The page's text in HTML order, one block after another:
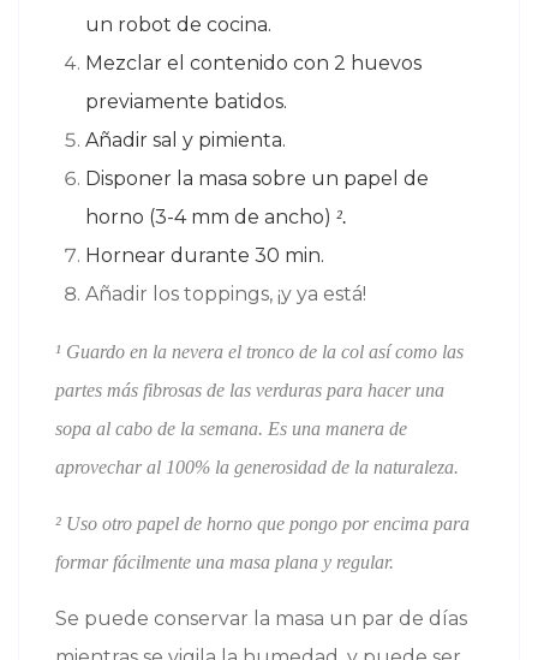
un robot de cocina.
Mezclar el contenido con 2 huevos
previamente batidos.
Añadir sal y pimienta.
Disponer la masa sobre un papel de
horno (3-4 mm de ancho) ².
Hornear durante 30 min.
Añadir los toppings, ¡y ya está!
¹ Guardo en la nevera el tronco de la col así como las
partes más fibrosas de las verduras para hacer una
sopa al cabo de la semana. Es una manera de
aprovechar al 100% la generosidad de la naturaleza.
² Uso otro papel de horno que pongo por encima para
formar fácilmente una masa plana y regular.
Se puede conservar la masa un par de días